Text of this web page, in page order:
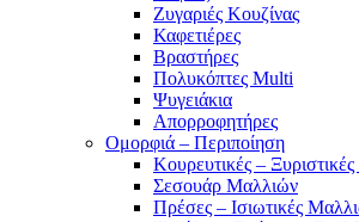
Ζυγαριές Κουζίνας
Καφετιέρες
Βραστήρες
Πολυκόπτες Multi
Ψυγειάκια
Απορροφητήρες
Ομορφιά – Περιποίηση
Κουρευτικές –
Σεσουάρ Μαλλιών
Πρέσες – Ισιωτικές